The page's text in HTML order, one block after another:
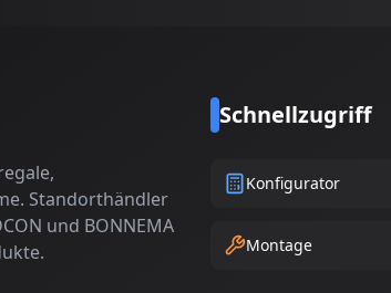
Standorthändler
und BONNEMA
Schnellzugriff
Konfigurator
Montage